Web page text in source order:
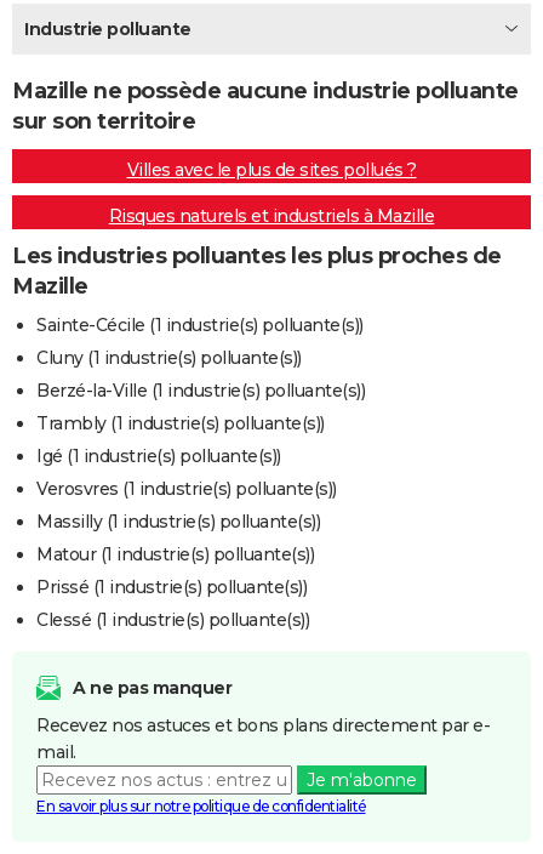
Destinations
City break
Voyage nature
Voyage de noces
Forum
Climat
+PHOTO
GUIDES D'ACHAT
BONS PLANS
CARTE DE VOEUX
Carte de Noël
Carte Bonne année
Carte Saint-Valentin
Carte d'anniversaire
DICTIONNAIRE
Dictionnaire
Biographies
Citations
Expressions
Proverbes
PROGRAMME TV
COPAINS D'AVANT
S'inscrire
Se connecter
Lycées
Collèges
Primaires
Universités
Entreprises
Service militaire
Avis de recherche
AVIS DE DÉCÈS
FORUM
Bricolage
Lifestyle
Culture
Sport
Auto
Television
Voyage
Cinema
Industrie polluante
Mazille ne possède aucune industrie polluante
sur son territoire
Villes avec le plus de sites pollués ?
Risques naturels et industriels à Mazille
Les industries polluantes les plus proches de
Mazille
Sainte-Cécile (1 industrie(s) polluante(s))
Cluny (1 industrie(s) polluante(s))
Berzé-la-Ville (1 industrie(s) polluante(s))
Trambly (1 industrie(s) polluante(s))
Igé (1 industrie(s) polluante(s))
Verosvres (1 industrie(s) polluante(s))
Massilly (1 industrie(s) polluante(s))
Matour (1 industrie(s) polluante(s))
Prissé (1 industrie(s) polluante(s))
Clessé (1 industrie(s) polluante(s))
A ne pas manquer
Recevez nos astuces et bons plans directement par e-
mail.
Je m'abonne
En savoir plus sur notre politique de confidentialité